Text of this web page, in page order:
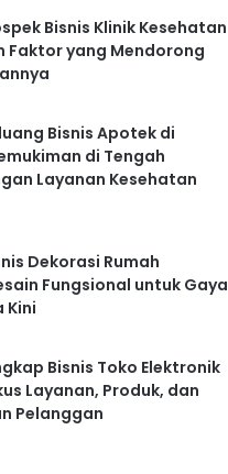
Bisnis Klinik Kesehatan
Faktor yang Mendorong
Bisnis Apotek di
di Tengah
Layanan Kesehatan
Dekorasi Rumah
Fungsional untuk Gaya
Kini
Bisnis Toko Elektronik
Layanan, Produk, dan
Pelanggan